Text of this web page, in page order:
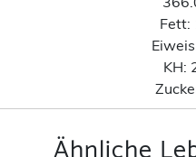
Fett:
KH: